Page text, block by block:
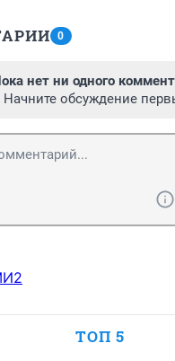
0
нет ни одного
Начните обсуждение
ТОП 5